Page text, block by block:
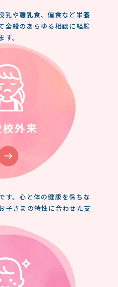
乳や離乳食、偏食など栄養
全般のあらゆる相談に経験
。
す。心と体の健康を保ちな
子さまの特性に合わせた支